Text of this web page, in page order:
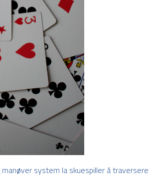
system la skuespiller å